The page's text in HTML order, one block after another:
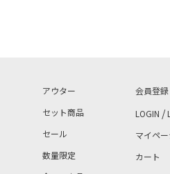
アウター
セット商品
セール
数量限定
会員登
LOGIN /
マイペ
カート